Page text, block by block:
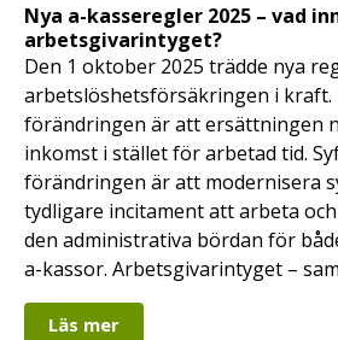
Nya a-kasseregler 2025 – vad
arbetsgivarintyget?
Den 1 oktober 2025 trädde nya
arbetslöshetsförsäkringen i kraft.
förändringen är att ersättningen
inkomst i stället för arbetad tid.
förändringen är att modernisera
tydligare incitament att arbeta
den administrativa bördan för
a-kassor. Arbetsgivarintyget –
Läs mer